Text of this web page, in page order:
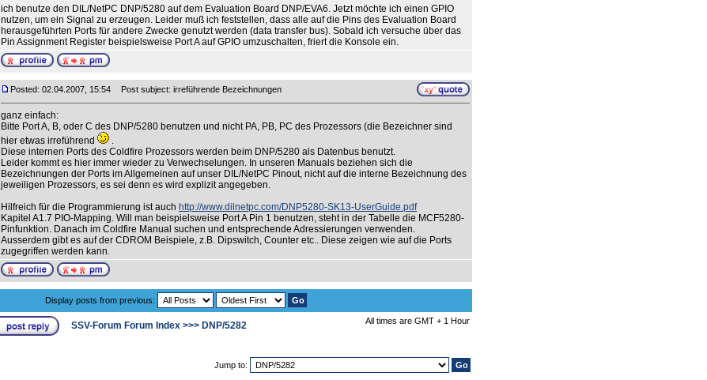
ich benutze den DIL/NetPC DNP/5280 auf dem Evaluation Board DNP/EVA6. Jetzt möchte ich einen GPIO
nutzen, um ein Signal zu erzeugen. Leider muß ich feststellen, dass alle auf die Pins des Evaluation Board
herausgeführten Ports für andere Zwecke genutzt werden (data transfer bus). Sobald ich versuche über das
Pin Assignment Register beispielsweise Port A auf GPIO umzuschalten, friert die Konsole ein.
Posted: 02.04.2007, 15:54 Post subject: irreführende Bezeichnungen
ganz einfach:
Bitte Port A, B, oder C des DNP/5280 benutzen und nicht PA, PB, PC des Prozessors (die Bezeichner sind
hier etwas irreführend
.
Diese internen Ports des Coldfire Prozessors werden beim DNP/5280 als Datenbus benutzt.
Leider kommt es hier immer wieder zu Verwechselungen. In unseren Manuals beziehen sich die
Bezeichnungen der Ports im Allgemeinen auf unser DIL/NetPC Pinout, nicht auf die interne Bezeichnung des
jeweiligen Prozessors, es sei denn es wird explizit angegeben.
Hilfreich für die Programmierung ist auch http://www.dilnetpc.com/DNP5280-SK13-UserGuide.pdf
Kapitel A1.7 PIO-Mapping. Will man beispielsweise Port A Pin 1 benutzen, steht in der Tabelle die MCF5280-
Pinfunktion. Danach im Coldfire Manual suchen und entsprechende Adressierungen verwenden.
Ausserdem gibt es auf der CDROM Beispiele, z.B. Dipswitch, Counter etc.. Diese zeigen wie auf die Ports
zugegriffen werden kann.
Display posts from previous:
SSV-Forum Forum Index >>> DNP/5282 All times are GMT + 1 Hour
Jump to: